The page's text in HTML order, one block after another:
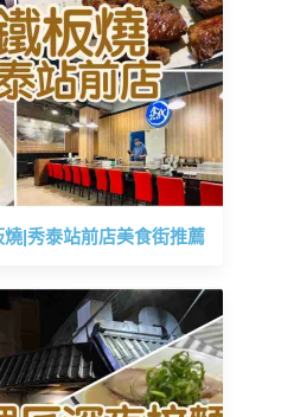
燒|秀泰站前店美食街推薦